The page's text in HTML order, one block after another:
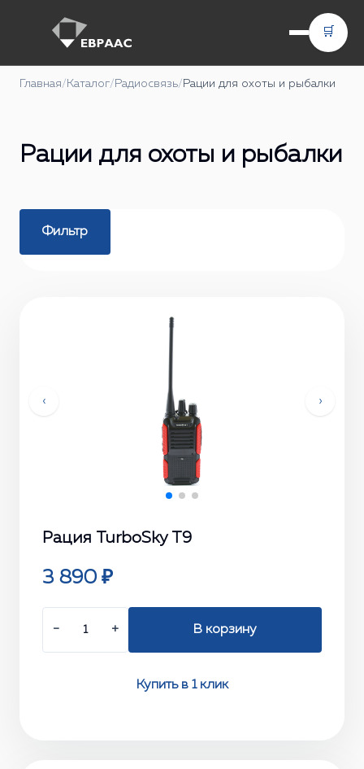
🛒
Главная/ Каталог/ Радиосвязь/ Рации для охоты и рыбалки
Рации для охоты и рыбалки
Фильтр
‹ ›
Рация TurboSky Т9
3 890 ₽
− + В корзину
Купить в 1 клик